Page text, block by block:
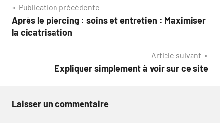
Navigation
de
Publication précédente
Après le piercing : soins et entretien : Maximiser
la cicatrisation
Article suivant
Expliquer simplement à voir sur ce site
Laisser un commentaire